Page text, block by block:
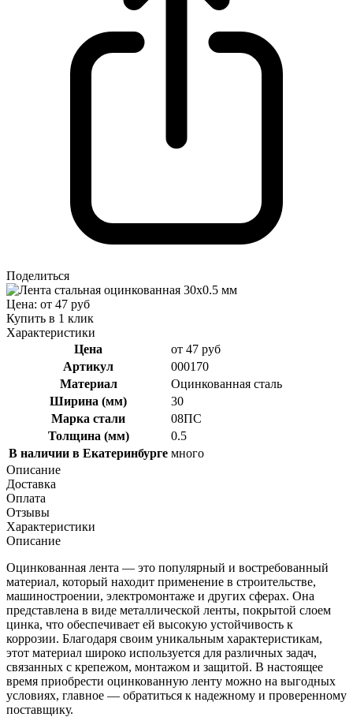
Поделиться
Цена: от 47 руб
Купить в 1 клик
Характеристики
Цена
от 47 руб
Артикул
000170
Материал
Оцинкованная сталь
Ширина (мм)
30
Марка стали
08ПС
Толщина (мм)
0.5
В наличии в Екатеринбурге много
Описание
Доставка
Оплата
Отзывы
Характеристики
Описание
Оцинкованная лента — это популярный и востребованный
материал, который находит применение в строительстве,
машиностроении, электромонтаже и других сферах. Она
представлена в виде металлической ленты, покрытой слоем
цинка, что обеспечивает ей высокую устойчивость к
коррозии. Благодаря своим уникальным характеристикам,
этот материал широко используется для различных задач,
связанных с крепежом, монтажом и защитой. В настоящее
время приобрести оцинкованную ленту можно на выгодных
условиях, главное — обратиться к надежному и проверенному
поставщику.